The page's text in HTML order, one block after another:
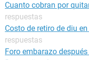
gracias por su
Cuanto cobran por
respuestas
Costo de retiro de diu
respuestas
Foro embarazo